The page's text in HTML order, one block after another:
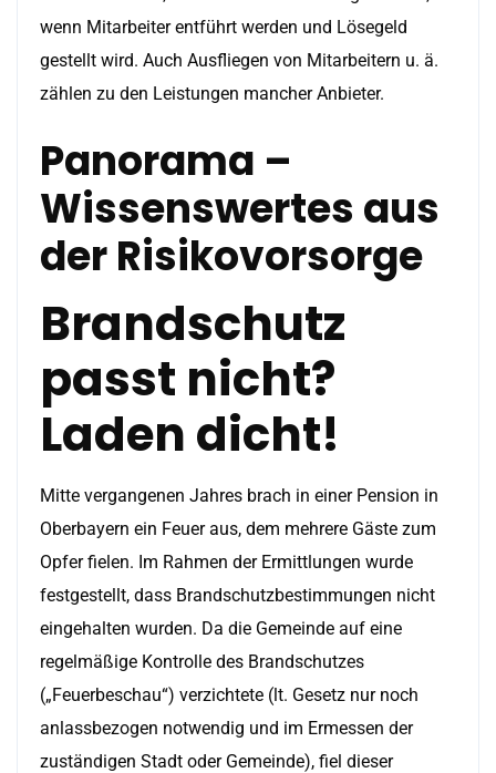
wenn Mitarbeiter entführt werden und Lösegeld
gestellt wird. Auch Ausfliegen von Mitarbeitern u. ä.
zählen zu den Leistungen mancher Anbieter.
Panorama –
Wissenswertes aus
der Risikovorsorge
Brandschutz
passt nicht?
Laden dicht!
Mitte vergangenen Jahres brach in einer Pension in
Oberbayern ein Feuer aus, dem mehrere Gäste zum
Opfer fielen. Im Rahmen der Ermittlungen wurde
festgestellt, dass Brandschutzbestimmungen nicht
eingehalten wurden. Da die Gemeinde auf eine
regelmäßige Kontrolle des Brandschutzes
(„Feuerbeschau“) verzichtete (lt. Gesetz nur noch
anlassbezogen notwendig und im Ermessen der
zuständigen Stadt oder Gemeinde), fiel dieser